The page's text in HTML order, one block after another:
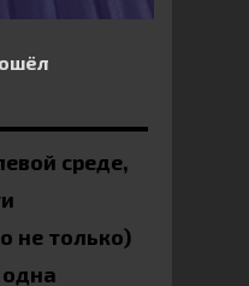
среде,
не только)
одна